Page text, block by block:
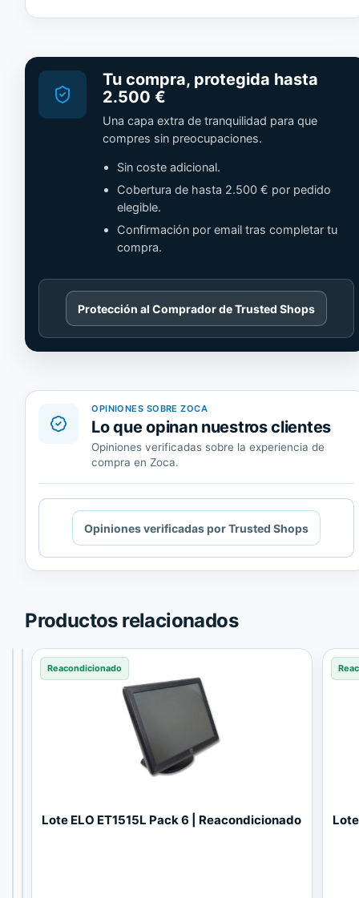
Tu compra, protegida hasta
2.500 €
Una capa extra de tranquilidad para que
compres sin preocupaciones.
Sin coste adicional.
Cobertura de hasta 2.500 € por pedido
elegible.
Confirmación por email tras completar tu
compra.
Cargando
contenido
de
Protección al Comprador de Trusted Shops
OPINIONES SOBRE ZOCA
Lo que opinan nuestros clientes
Opiniones verificadas sobre la experiencia de
compra en Zoca.
Cargando
contenido
de
Opiniones verificadas por Trusted Shops
Productos relacionados
Reacondicionado
Nuevo
Reacondicionado
Lote ELO ET1515L Pack 6 | Reacondicionado